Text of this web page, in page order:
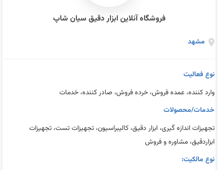
فروشگاه آنلاین ابزار دقیق سیان شاپ
مشهد
نوع فعالیت
وارد کننده، عمده فروش، خرده فروش، صادر کننده، خدمات
خدمات/محصولات
تجهیزات اندازه گیری، ابزار دقیق، کالیبراسیون، تجهیزات تست، تجهیزات
ابزاردقیق، مشاوره و فروش
نوع مالکیت: